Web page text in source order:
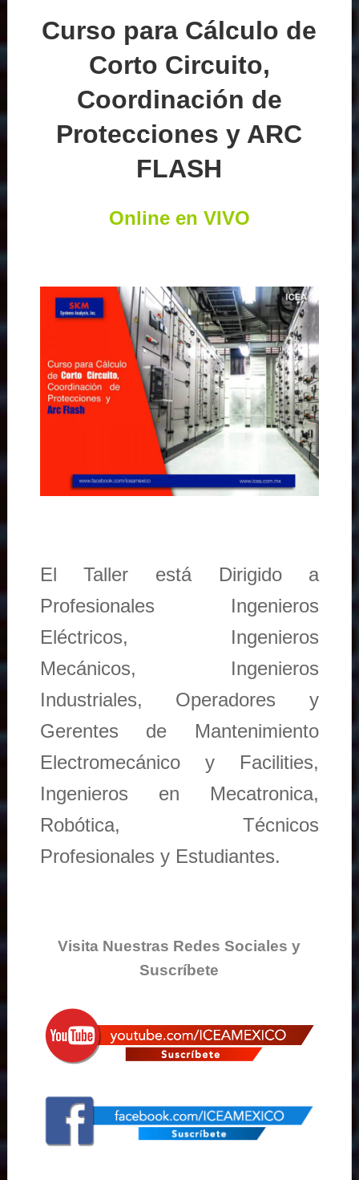
Curso para Cálculo de
Corto Circuito,
Coordinación de
Protecciones y ARC
FLASH
Online en VIVO
El Taller está Dirigido a
Profesionales Ingenieros
Eléctricos, Ingenieros
Mecánicos, Ingenieros
Industriales, Operadores y
Gerentes de Mantenimiento
Electromecánico y Facilities,
Ingenieros en Mecatronica,
Robótica, Técnicos
Profesionales y Estudiantes.
Visita Nuestras Redes Sociales y
Suscríbete